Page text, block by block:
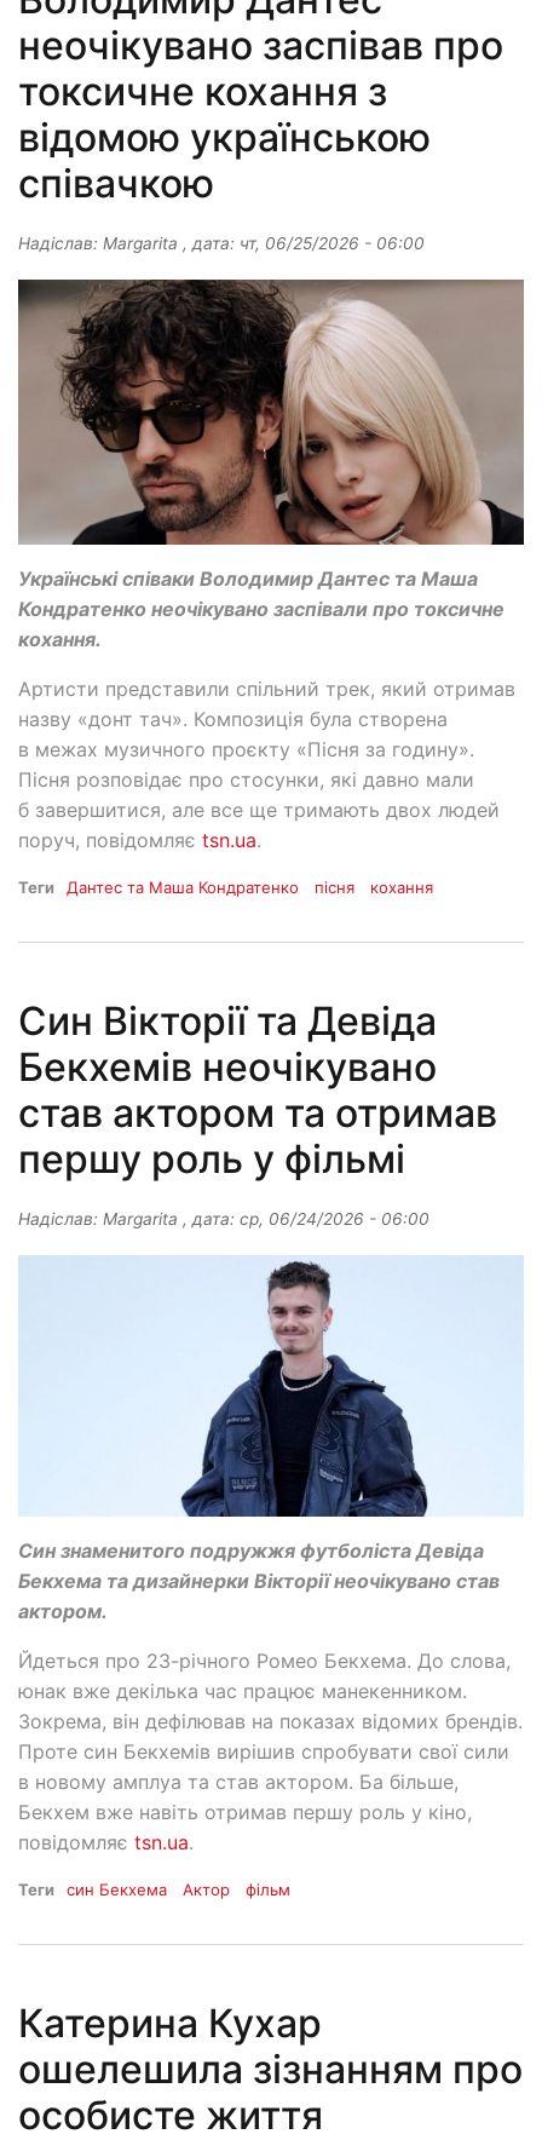
неочікувано заспівав про
токсичне кохання з
відомою українською
співачкою
Надіслав: Margarita , дата: чт, 06/25/2026 - 06:00
Українські співаки Володимир Дантес та Маша
Кондратенко неочікувано заспівали про токсичне
кохання.
Артисти представили спільний трек, який отримав
назву «донт тач». Композиція була створена
в межах музичного проєкту «Пісня за годину».
Пісня розповідає про стосунки, які давно мали
б завершитися, але все ще тримають двох людей
поруч, повідомляє tsn.ua.
Теги Дантес та Маша Кондратенко пісня кохання
Син Вікторії та Девіда
Бекхемів неочікувано
став актором та отримав
першу роль у фільмі
Надіслав: Margarita , дата: ср, 06/24/2026 - 06:00
Син знаменитого подружжя футболіста Девіда
Бекхема та дизайнерки Вікторії неочікувано став
актором.
Йдеться про 23-річного Ромео Бекхема. До слова,
юнак вже декілька час працює манекенником.
Зокрема, він дефілював на показах відомих брендів.
Проте син Бекхемів вирішив спробувати свої сили
в новому амплуа та став актором. Ба більше,
Бекхем вже навіть отримав першу роль у кіно,
повідомляє tsn.ua.
Теги син Бекхема Актор фільм
Катерина Кухар
ошелешила зізнанням про
особисте життя